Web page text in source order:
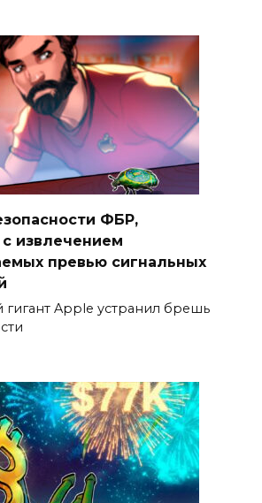
ФБР,
с извлечением
превью сигнальных
гигант Apple устранил брешь